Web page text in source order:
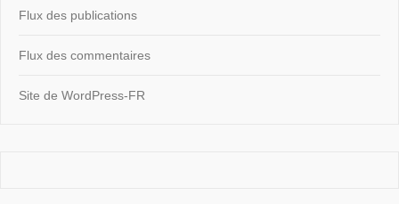
Flux des publications
Flux des commentaires
Site de WordPress-FR